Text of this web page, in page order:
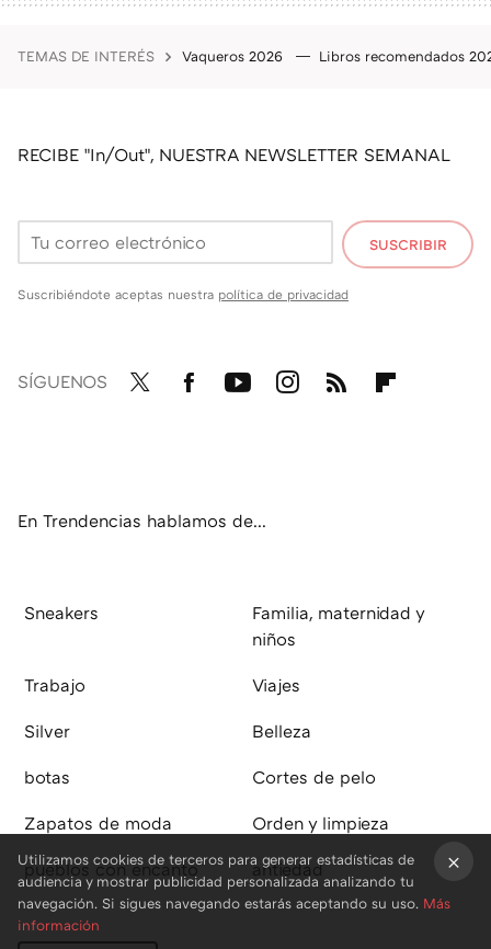
TEMAS DE INTERÉS Vaqueros 2026 Libros recomendados
RECIBE "In/Out", NUESTRA NEWSLETTER SEMANAL
SUSCRIBIR
Suscribiéndote aceptas nuestra política de privacidad
SÍGUENOS
En Trendencias hablamos de...
Sneakers
Familia, maternidad y
niños
Trabajo Viajes
Silver Belleza
botas Cortes de pelo
Zapatos de moda Orden y limpieza
pueblos con encanto antiedad
Utilizamos cookies de terceros para generar estadísticas de
audiencia y mostrar publicidad personalizada analizando tu
navegación. Si sigues navegando estarás aceptando su uso. Más
información